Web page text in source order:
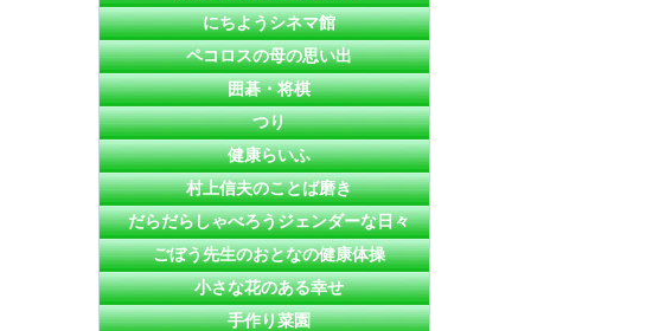
にちようシネマ館
ペコロスの母の思い出
囲碁・将棋
つり
健康らいふ
村上信夫のことば磨き
だらだらしゃべろうジェンダーな日々
ごぼう先生のおとなの健康体操
小さな花のある幸せ
手作り菜園